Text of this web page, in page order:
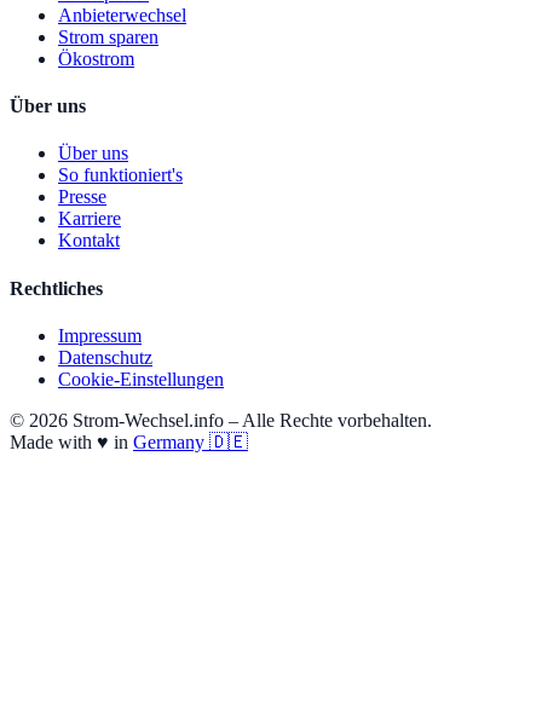
Anbieterwechsel
Strom sparen
Ökostrom
Über uns
Über uns
So funktioniert's
Presse
Karriere
Kontakt
Rechtliches
Impressum
Datenschutz
Cookie-Einstellungen
© 2026 Strom-Wechsel.info – Alle Rechte vorbehalten.
Made with ♥ in Germany 🇩🇪